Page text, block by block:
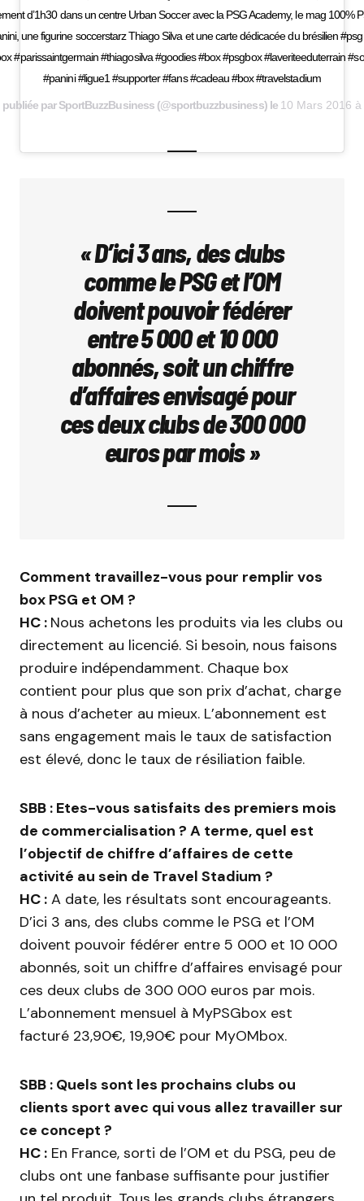
d’1h30 dans un centre Urban Soccer avec la PSG Academy, le mag 100%
une figurine soccerstarz Thiago Silva et une carte dédicacée du brésilien
#parissaintgermain #thiagosilva #goodies #box #psgbox #laveriteeduterrain
#panini #ligue1 #supporter #fans #cadeau #box #travelstadium
par SportBuzzBusiness (@sportbuzzbusiness) le 10 Mars 2016
« D’ici 3 ans, des clubs
comme le PSG et l’OM
doivent pouvoir fédérer
entre 5 000 et 10 000
abonnés, soit un chiffre
d’affaires envisagé pour
ces deux clubs de 300 000
euros par mois »
Comment travaillez-vous pour remplir vos
box PSG et OM ?
HC : Nous achetons les produits via les clubs ou
directement au licencié. Si besoin, nous faisons
produire indépendamment. Chaque box
contient pour plus que son prix d’achat, charge
à nous d’acheter au mieux. L’abonnement est
sans engagement mais le taux de satisfaction
est élevé, donc le taux de résiliation faible.
SBB : Etes-vous satisfaits des premiers mois
de commercialisation ? A terme, quel est
l’objectif de chiffre d’affaires de cette
activité au sein de Travel Stadium ?
HC : A date, les résultats sont encourageants.
D’ici 3 ans, des clubs comme le PSG et l’OM
doivent pouvoir fédérer entre 5 000 et 10 000
abonnés, soit un chiffre d’affaires envisagé pour
ces deux clubs de 300 000 euros par mois.
L’abonnement mensuel à MyPSGbox est
facturé 23,90€, 19,90€ pour MyOMbox.
SBB : Quels sont les prochains clubs ou
clients sport avec qui vous allez travailler sur
ce concept ?
HC : En France, sorti de l’OM et du PSG, peu de
clubs ont une fanbase suffisante pour justifier